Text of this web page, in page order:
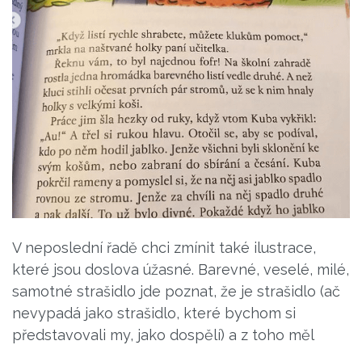
V neposlední řadě chci zmínit také ilustrace,
které jsou doslova úžasné. Barevné, veselé, milé,
samotné strašidlo jde poznat, že je strašidlo (ač
nevypadá jako strašidlo, které bychom si
představovali my, jako dospělí) a z toho měl